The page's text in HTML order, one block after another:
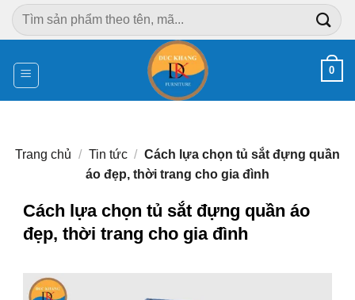
Chuyển
đến
dung
Tìm
kiếm:
0
Trang chủ / Tin tức / Cách lựa chọn tủ sắt đựng quần
áo đẹp, thời trang cho gia đình
Cách lựa chọn tủ sắt đựng quần áo
đẹp, thời trang cho gia đình